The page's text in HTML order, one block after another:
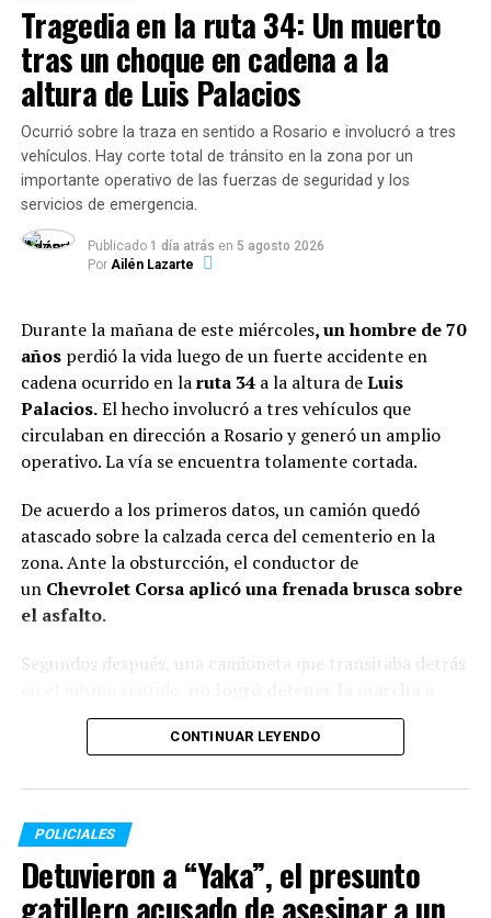
Cerca de las 5.30 de la mañana una persona que pasaba
caminando por el lugar se topó con el ladrón
ensangrentado en el piso y lo llevó a un hospital, en
donde tuvo que ser internado, señaló nuevo diario.
TEMAS RELACIONADOS:
lugar donde atacaron a su abuelo
ANTERIOR
Con una barreta y un destornillador, robaron $400 mil
Tragedia en la ruta 34: Un muerto
tras un choque en cadena a la
altura de Luis Palacios
Ocurrió sobre la traza en sentido a Rosario e involucró a tres
vehículos. Hay corte total de tránsito en la zona por un
importante operativo de las fuerzas de seguridad y los
servicios de emergencia.
Publicado 1 día atrás en 5 agosto 2026
Por Ailén Lazarte
Durante la mañana de este miércoles, un hombre de 70
años perdió la vida luego de un fuerte accidente en
cadena ocurrido en laruta 34 a la altura deLuis
Palacios.El hecho involucró a tres vehículos que
circulaban en dirección a Rosario y generó un amplio
operativo. La vía se encuentra tolamente cortada.
De acuerdo a los primeros datos, un camión quedó
atascado sobre la calzada cerca del cementerio en la
zona. Ante la obsturcción, el conductor de
un Chevrolet Corsa aplicó una frenada brusca sobre
el asfalto.
Segundos después, una camioneta que transitaba detrás
tiempo y embistió con fuerza a la parte posterior del
automóvil. En la misma maniobra, un tercer vehículo
último no presentaron lesiones de gravedad.
A causa del fuerte golpe, el conductor del Chevrolet
Corsa perdió la vida. La totalidad de las personas
involucradas en elsiniestro vial residen en esa misma
CONTINUAR LEYENDO
POLICIALES
Detuvieron a “Yaka”, el presunto
gatillero acusado de asesinar a un